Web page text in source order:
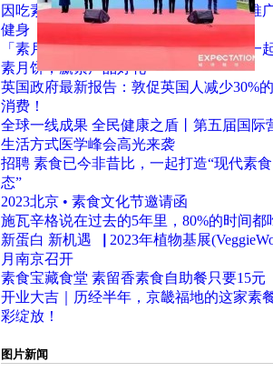
因吃素、接触佛法而逆转人生，她发愿推
健身
「素月饼节」杭州湖州线下活动招募！一
素月饼，赢素产品好礼
英国政府最新报告：敦促英国人减少30%
消费！
全球一线成果 全民健康之盾丨第五届国际
生活方式医学峰会高光来袭
招聘 素食已今非昔比，一起打造“现代素食
态”
2023北京 • 素食文化节邀请函
施瓦辛格说在过去的5年里，80%的时间都
新蛋白 新机遇▕ 2023年植物基展
月南京召开
素食宝藏食堂 素留香素食自助餐只要15元
开业大吉｜历经半年，京畿福地的这家素
彩绽放！
图片新闻